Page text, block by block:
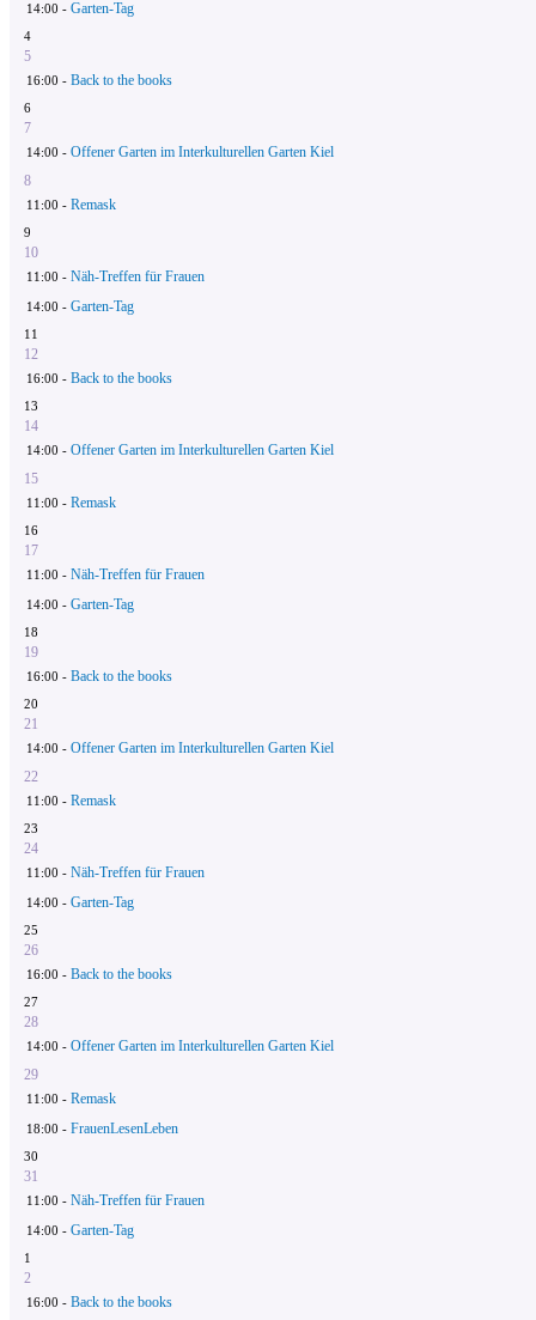
14:00 - Garten-Tag
4
5
16:00 - Back to the books
6
7
14:00 - Offener Garten im Interkulturellen Garten Kiel
8
11:00 - Remask
9
10
11:00 - Näh-Treffen für Frauen
14:00 - Garten-Tag
11
12
16:00 - Back to the books
13
14
14:00 - Offener Garten im Interkulturellen Garten Kiel
15
11:00 - Remask
16
17
11:00 - Näh-Treffen für Frauen
14:00 - Garten-Tag
18
19
16:00 - Back to the books
20
21
14:00 - Offener Garten im Interkulturellen Garten Kiel
22
11:00 - Remask
23
24
11:00 - Näh-Treffen für Frauen
14:00 - Garten-Tag
25
26
16:00 - Back to the books
27
28
14:00 - Offener Garten im Interkulturellen Garten Kiel
29
11:00 - Remask
18:00 - FrauenLesenLeben
30
31
11:00 - Näh-Treffen für Frauen
14:00 - Garten-Tag
1
2
16:00 - Back to the books